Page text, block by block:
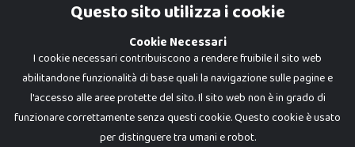
Questo sito utilizza i cookie
Cookie Necessari
I cookie necessari contribuiscono a rendere fruibile il sito web
abilitandone funzionalità di base quali la navigazione sulle pagine e
l'accesso alle aree protette del sito. Il sito web non è in grado di
funzionare correttamente senza questi cookie. Questo cookie è usato
per distinguere tra umani e robot.